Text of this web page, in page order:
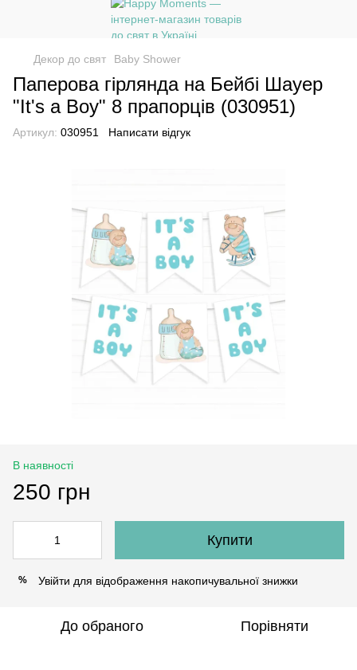
Декор до свят Baby Shower
Паперова гірлянда на Бейбі Шауер
"It's a Boy" 8 прапорців (030951)
Артикул: 030951 Написати відгук
В наявності
250 грн
Купити
% Увійти для відображення накопичувальної знижки
До обраного Порівняти